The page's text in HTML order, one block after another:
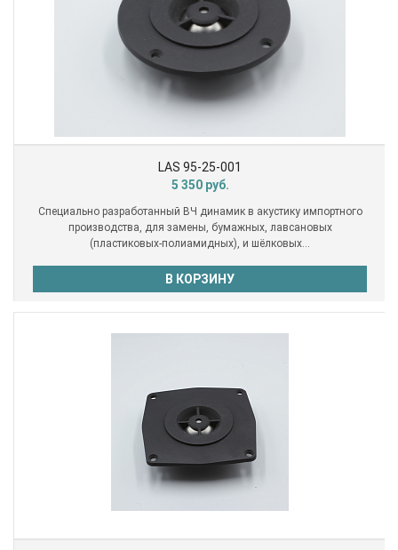
LAS 95-25-001
5 350руб.
Специально разработанный ВЧ динамик в акустику импортного
производства, для замены, бумажных, лавсановых
(пластиковых-полиамидных), и шёлковых...
В КОРЗИНУ